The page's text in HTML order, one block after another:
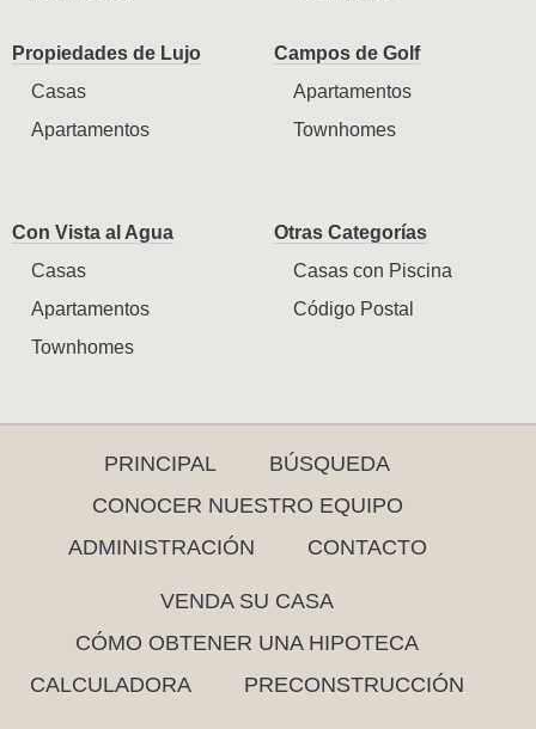
Propiedades de Lujo
Casas
Apartamentos
Campos de Golf
Apartamentos
Townhomes
Con Vista al Agua
Casas
Apartamentos
Townhomes
Otras Categorías
Casas con Piscina
Código Postal
PRINCIPAL
BÚSQUEDA
CONOCER NUESTRO EQUIPO
ADMINISTRACIÓN
CONTACTO
VENDA SU CASA
CÓMO OBTENER UNA HIPOTECA
CALCULADORA
PRECONSTRUCCIÓN